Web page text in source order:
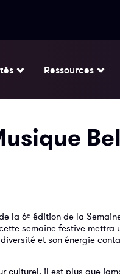
Ressources
la 6ᵉ édition de la
semaine festive mettra
et son énergie
culturel, il est plus que